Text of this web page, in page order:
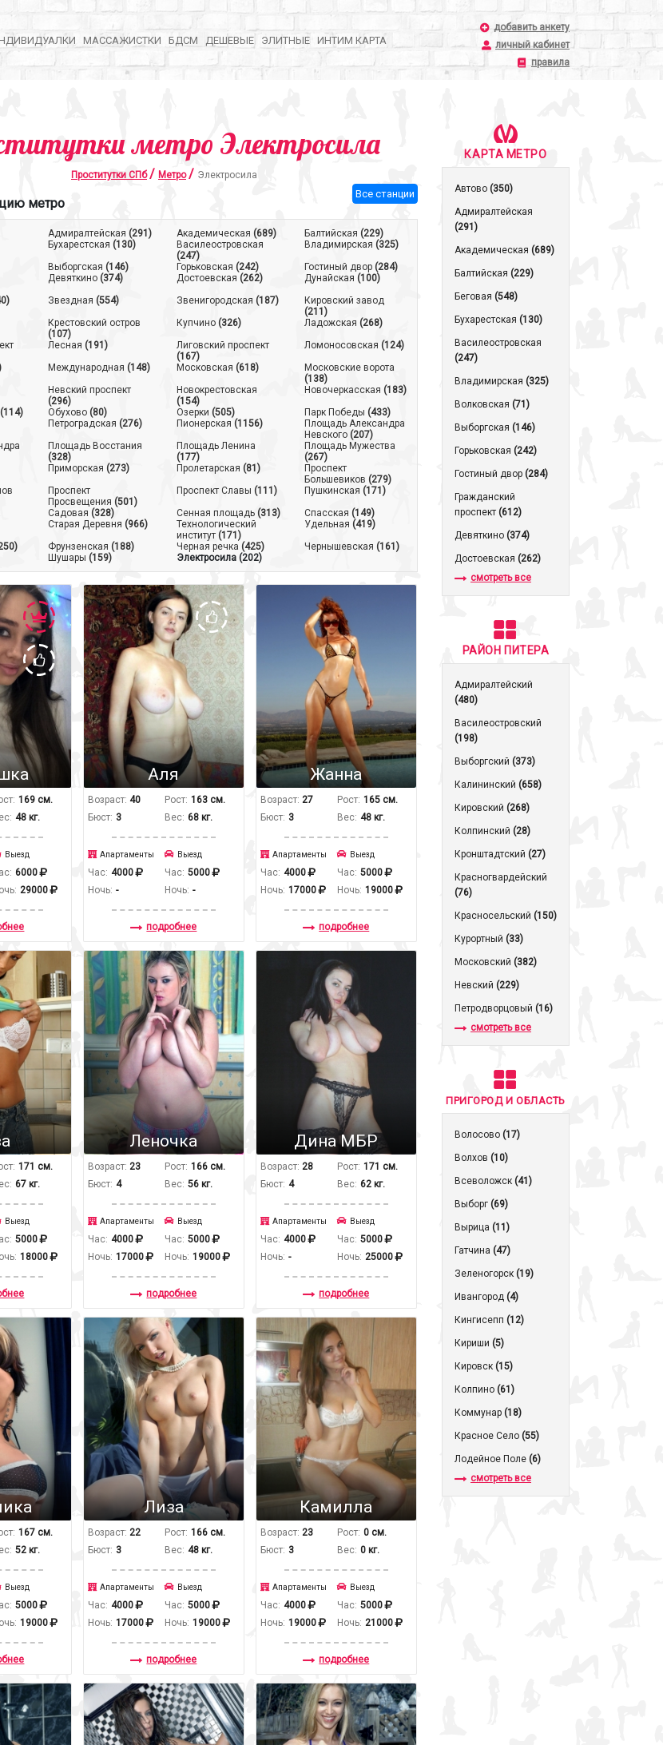
МАССАЖИСТКИ БДСМ ДЕШЕВЫЕ ЭЛИТНЫЕ ИНТИМ КАРТА
добавить анкету
личный кабинет
правила
метро Электросила
Проститутки СПб / Метро / Электросила
Все станции
метро
Адмиралтейская (291) Академическая (689) Балтийская (229)
Бухарестская (130)
Василеостровская
(247)
Владимирская (325)
Выборгская (146) Горьковская (242) Гостиный двор (284)
Девяткино(374) Достоевская (262) Дунайская (100)
Звездная (554) Звенигородская (187)
Кировский завод
(211)
Крестовский остров
(107)
Купчино(326) Ладожская (268)
Лесная (191)
Лиговский проспект
(167)
Ломоносовская (124)
Международная (148) Московская (618)
Московские ворота
(138)
Невский проспект
(296)
Новокрестовская
(154)
Новочеркасская (183)
(114) Обухово(80) Озерки (505) Парк Победы (433)
Петроградская (276) Пионерская (1156)
Площадь Александра
Невского (207)
Площадь Восстания
(328)
Площадь Ленина
(177)
Площадь Мужества
(267)
Приморская (273) Пролетарская (81)
Проспект
Большевиков (279)
Проспект
Просвещения (501)
Проспект Славы (111) Пушкинская (171)
Садовая (328) Сенная площадь(313) Спасская (149)
Старая Деревня (966)
Технологический
институт(171)
Удельная (419)
Фрунзенская (188) Черная речка (425) Чернышевская (161)
Шушары (159) Электросила(202)
169 см.
48 кг.
Выезд
6000
29000
Аля
Возраст: 40
Бюст: 3
Рост: 163 см.
Вес: 68 кг.
Апартаменты
Час: 4000
Ночь: -
Выезд
Час: 5000
Ночь: -
подробнее
Жанна
Возраст: 27
Бюст: 3
Рост: 165 см.
Вес: 48 кг.
Апартаменты
Час: 4000
Ночь: 17000
Выезд
Час: 5000
Ночь: 19000
подробнее
171 см.
67 кг.
Выезд
5000
18000
Леночка
Возраст: 23
Бюст: 4
Рост: 166 см.
Вес: 56 кг.
Апартаменты
Час: 4000
Ночь: 17000
Выезд
Час: 5000
Ночь: 19000
подробнее
Дина МБР
Возраст: 28
Бюст: 4
Рост: 171 см.
Вес: 62 кг.
Апартаменты
Час: 4000
Ночь: -
Выезд
Час: 5000
Ночь: 25000
подробнее
167 см.
52 кг.
Выезд
5000
19000
Лиза
Возраст: 22
Бюст: 3
Рост: 166 см.
Вес: 48 кг.
Апартаменты
Час: 4000
Ночь: 17000
Выезд
Час: 5000
Ночь: 19000
подробнее
Камилла
Возраст: 23
Бюст: 3
Рост: 0 см.
Вес: 0 кг.
Апартаменты
Час: 4000
Ночь: 19000
Выезд
Час: 5000
Ночь: 21000
подробнее
КАРТА МЕТРО
Автово (350)
Адмиралтейская
(291)
Академическая (689)
Балтийская (229)
Беговая (548)
Бухарестская (130)
Василеостровская
(247)
Владимирская (325)
Волковская (71)
Выборгская (146)
Горьковская (242)
Гостиный двор (284)
Гражданский
проспект (612)
Девяткино (374)
Достоевская (262)
смотреть все
РАЙОН ПИТЕРА
Адмиралтейский
(480)
Василеостровский
(198)
Выборгский (373)
Калининский (658)
Кировский (268)
Колпинский (28)
Кронштадтcкий (27)
Красногвардейский
(76)
Красносельский (150)
Курортный (33)
Московский (382)
Невский (229)
Петродворцовый (16)
смотреть все
ПРИГОРОД И ОБЛАСТЬ
Волосово (17)
Волхов (10)
Всеволожск (41)
Выборг (69)
Вырица (11)
Гатчина (47)
Зеленогорск (19)
Ивангород (4)
Кингисепп (12)
Кириши (5)
Кировск (15)
Колпино (61)
Коммунар (18)
Красное Село (55)
Лодейное Поле (6)
смотреть все